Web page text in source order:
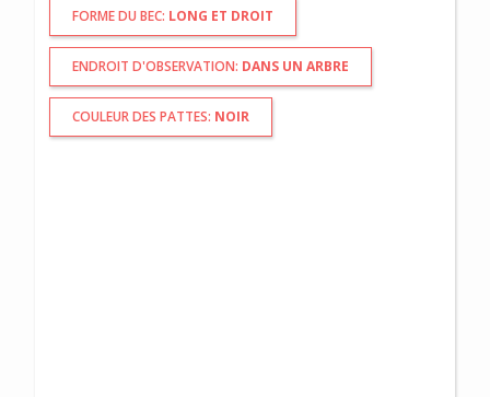
FORME DU BEC: LONG ET DROIT
ENDROIT D'OBSERVATION: DANS UN ARBRE
COULEUR DES PATTES: NOIR